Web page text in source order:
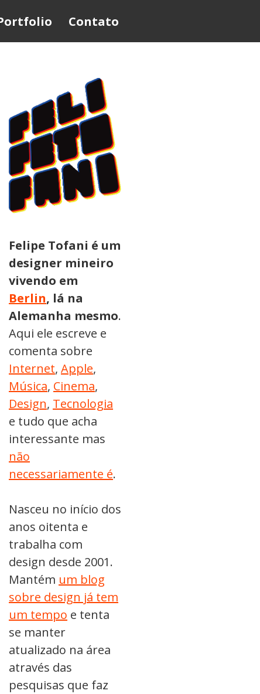
Contato
Felipe Tofani é um
designer mineiro
vivendo em
Berlin, lá na
Alemanha mesmo.
Aqui ele escreve e
comenta sobre
Internet, Apple,
Música, Cinema,
Design, Tecnologia
e tudo que acha
interessante mas
não
necessariamente é.
Nasceu no início dos
anos oitenta e
trabalha com
design desde 2001.
Mantém um blog
sobre design já tem
um tempo e tenta
se manter
atualizado na área
através das
pesquisas que faz